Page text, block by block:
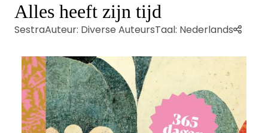
Alles heeft zijn tijd
SestraAuteur: Diverse AuteursTaal: Nederlands